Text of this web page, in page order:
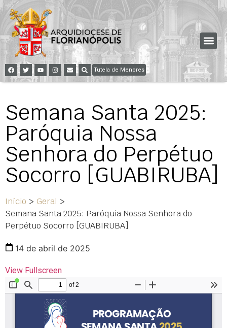
Tutela de Menores
Semana Santa 2025:
Paróquia Nossa
Senhora do Perpétuo
Socorro [GUABIRUBA]
Início > Geral >
Semana Santa 2025: Paróquia Nossa Senhora do
Perpétuo Socorro [GUABIRUBA]
14 de abril de 2025
View Fullscreen